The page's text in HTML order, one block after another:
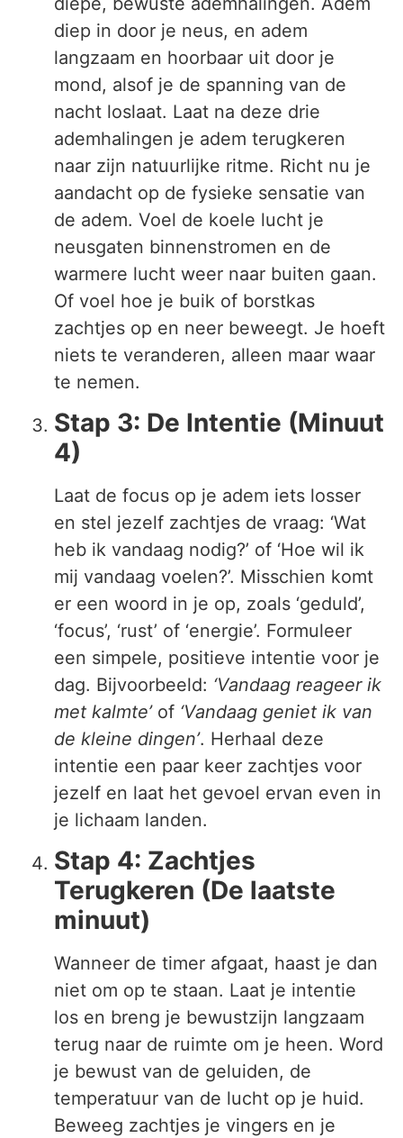
diep in door je neus, en adem
langzaam en hoorbaar uit door je
mond, alsof je de spanning van de
nacht loslaat. Laat na deze drie
ademhalingen je adem terugkeren
naar zijn natuurlijke ritme. Richt nu je
aandacht op de fysieke sensatie van
de adem. Voel de koele lucht je
neusgaten binnenstromen en de
warmere lucht weer naar buiten gaan.
Of voel hoe je buik of borstkas
zachtjes op en neer beweegt. Je hoeft
niets te veranderen, alleen maar waar
te nemen.
Stap 3: De Intentie (Minuut
4)
Laat de focus op je adem iets losser
en stel jezelf zachtjes de vraag: ‘Wat
heb ik vandaag nodig?’ of ‘Hoe wil ik
mij vandaag voelen?’. Misschien komt
er een woord in je op, zoals ‘geduld’,
‘focus’, ‘rust’ of ‘energie’. Formuleer
een simpele, positieve intentie voor je
dag. Bijvoorbeeld: ‘Vandaag reageer ik
met kalmte’of ‘Vandaag geniet ik van
de kleine dingen’. Herhaal deze
intentie een paar keer zachtjes voor
jezelf en laat het gevoel ervan even in
je lichaam landen.
Stap 4: Zachtjes
Terugkeren (De laatste
minuut)
Wanneer de timer afgaat, haast je dan
niet om op te staan. Laat je intentie
los en breng je bewustzijn langzaam
terug naar de ruimte om je heen. Word
je bewust van de geluiden, de
temperatuur van de lucht op je huid.
Beweeg zachtjes je vingers en je